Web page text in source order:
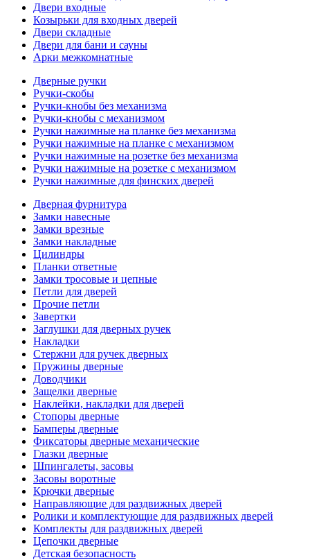
Двери входные
Козырьки для входных дверей
Двери складные
Двери для бани и сауны
Арки межкомнатные
Дверные ручки
Ручки-скобы
Ручки-кнобы без механизма
Ручки-кнобы с механизмом
Ручки нажимные на планке без механизма
Ручки нажимные на планке с механизмом
Ручки нажимные на розетке без механизма
Ручки нажимные на розетке с механизмом
Ручки нажимные для финских дверей
Дверная фурнитура
Замки навесные
Замки врезные
Замки накладные
Цилиндры
Планки ответные
Замки тросовые и цепные
Петли для дверей
Прочие петли
Завертки
Заглушки для дверных ручек
Накладки
Стержни для ручек дверных
Пружины дверные
Доводчики
Защелки дверные
Наклейки, накладки для дверей
Стопоры дверные
Бамперы дверные
Фиксаторы дверные механические
Глазки дверные
Шпингалеты, засовы
Засовы воротные
Крючки дверные
Направляющие для раздвижных дверей
Ролики и комплектующие для раздвижных дверей
Комплекты для раздвижных дверей
Цепочки дверные
Детская безопасность